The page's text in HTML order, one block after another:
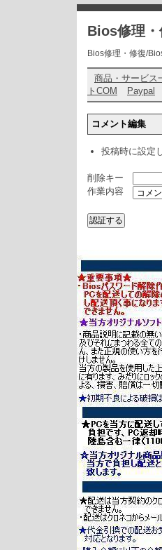
Bios修理・
Bios修理・修復/
商品・サービス
トCOM
Paypal
コメント編集
投稿時に設定
削除キー
作業内容